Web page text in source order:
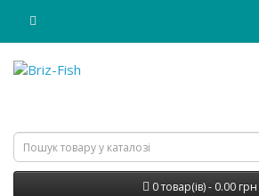
0 товар(ів) - 0.00 грн